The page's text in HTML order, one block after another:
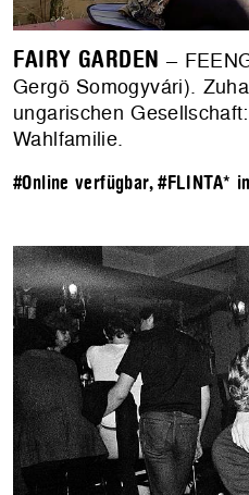
FAIRY GARDEN –
Gergö Somogyvári).
ungarischen
Wahlfamilie.
#Online verfügbar,#FLINTA*